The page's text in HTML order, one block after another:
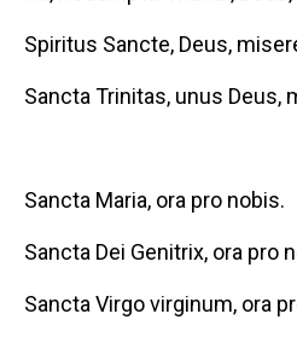
Spiritus Sancte, Deus,
Sancta Trinitas, unus Deus,
Sancta Maria, ora pro nobis.
Sancta Dei Genitrix, ora pro
Sancta Virgo virginum, ora